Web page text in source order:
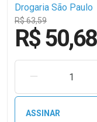
Drogaria São Paulo
R$ 63,59
R$ 50,68
REMOVER
ASSINAR